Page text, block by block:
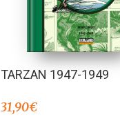
TARZAN 1947-1949
31,90€